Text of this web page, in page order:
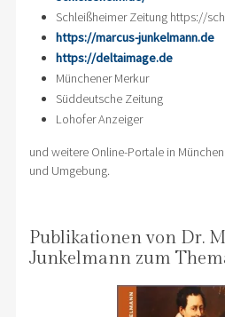
Schleißheimer Zeitung https://
https://marcus-junkelmann.de
https://deltaimage.de
Münchener Merkur
Süddeutsche Zeitung
Lohofer Anzeiger
und weitere Online-Portale in
und Umgebung.
Publikationen von Dr.
Junkelmann zum